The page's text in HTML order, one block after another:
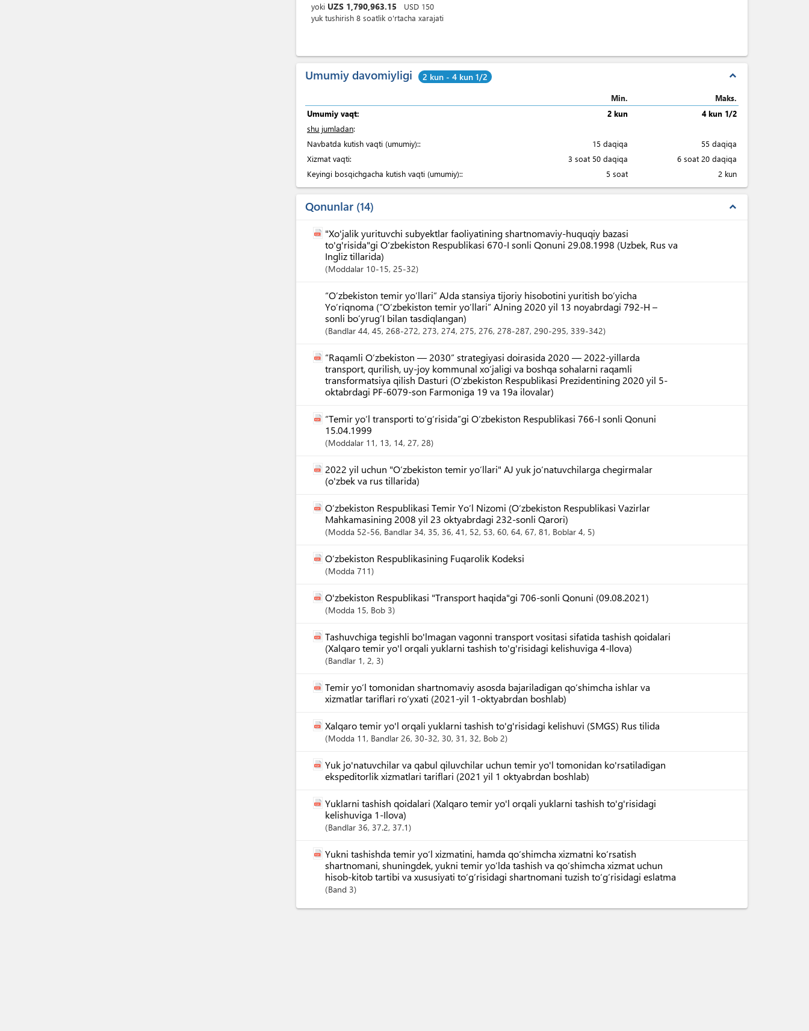
yoki UZS 1,790,963.15 USD 150
yuk tushirish 8 soatlik o'rtacha xarajati
Umumiy davomiyligi 2 kun - 4 kun 1/2 expand_less
Min.
Maks.
Umumiy vaqt:
2 kun
4 kun 1/2
shu jumladan:
Navbatda kutish vaqti (umumiy)::
15 daqiqa
55 daqiqa
Xizmat vaqti:
3 soat 50 daqiqa
6 soat 20 daqiqa
Keyingi bosqichgacha kutish vaqti (umumiy)::
5 soat 2 kun
Qonunlar 14 expand_less
"Xo'jalik yurituvchi subyektlar faoliyatining shartnomaviy-huquqiy bazasi
to'g'risida"gi O‘zbekiston Respublikasi 670-I sonli Qonuni 29.08.1998 (Uzbek, Rus va
Ingliz tillarida)
Moddalar 10-15, 25-32
“O’zbekiston temir yo’llari” AJda stansiya tijoriy hisobotini yuritish bo’yicha
Yo’riqnoma (“O’zbekiston temir yo’llari” AJning 2020 yil 13 noyabrdagi 792-H –
sonli bo’yrug’I bilan tasdiqlangan)
Bandlar 44, 45, 268-272, 273, 274, 275, 276, 278-287, 290-295, 339-342
“Raqamli O‘zbekiston — 2030” strategiyasi doirasida 2020 — 2022-yillarda
transport, qurilish, uy-joy kommunal xo‘jaligi va boshqa sohalarni raqamli
transformatsiya qilish Dasturi (O‘zbekiston Respublikasi Prezidentining 2020 yil 5-
oktabrdagi PF-6079-son Farmoniga 19 va 19a ilovalar)
“Temir yo‘l transporti to‘g‘risida”gi O‘zbekiston Respublikasi 766-I sonli Qonuni
15.04.1999
Moddalar 11 , 13, 14, 27, 28
2022 yil uchun "O‘zbekiston temir yo‘llari" AJ yuk jo‘natuvchilarga chegirmalar
(o'zbek va rus tillarida)
O‘zbekiston Respublikasi Temir Yo‘l Nizomi (O‘zbekiston Respublikasi Vazirlar
Mahkamasining 2008 yil 23 oktyabrdagi 232-sonli Qarori)
Modda 52-56, Bandlar 34, 35, 36, 41 , 52, 53, 60, 64, 67, 81 , Boblar 4, 5
O‘zbekiston Respublikasining Fuqarolik Kodeksi
Modda 711
O'zbekiston Respublikasi "Transport haqida"gi 706-sonli Qonuni (09.08.2021)
Modda 15, Bob 3
Tashuvchiga tegishli bo'lmagan vagonni transport vositasi sifatida tashish qoidalari
(Xalqaro temir yo'l orqali yuklarni tashish to'g'risidagi kelishuviga 4-Ilova)
Bandlar 1 , 2, 3
Temir yo‘l tomonidan shartnomaviy asosda bajariladigan qo‘shimcha ishlar va
xizmatlar tariflari ro‘yxati (2021-yil 1-oktyabrdan boshlab)
Xalqaro temir yo'l orqali yuklarni tashish to'g'risidagi kelishuvi (SMGS) Rus tilida
Modda 11 , Bandlar 26, 30-32, 30, 31 , 32, Bob 2
Yuk jo'natuvchilar va qabul qiluvchilar uchun temir yo'l tomonidan ko'rsatiladigan
ekspeditorlik xizmatlari tariflari (2021 yil 1 oktyabrdan boshlab)
Yuklarni tashish qoidalari (Xalqaro temir yo'l orqali yuklarni tashish to'g'risidagi
kelishuviga 1-Ilova)
Bandlar 36, 37.2, 37.1
Yukni tashishda temir yo‘l xizmatini, hamda qo‘shimcha xizmatni ko‘rsatish
shartnomani, shuningdek, yukni temir yo‘lda tashish va qo‘shimcha xizmat uchun
hisob-kitob tartibi va xususiyati to‘g‘risidagi shartnomani tuzish to‘g‘risidagi eslatma
Band 3